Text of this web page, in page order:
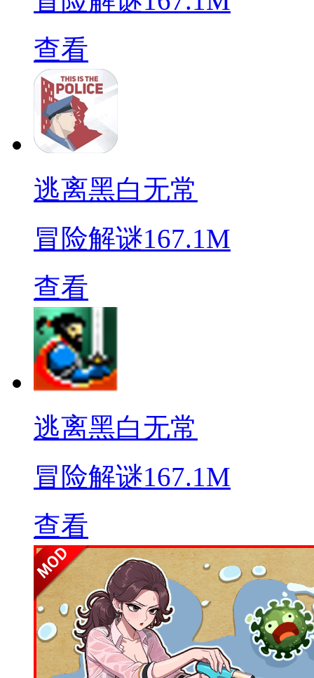
查看
逃离黑白无常
冒险解谜167.1M
查看
逃离黑白无常
冒险解谜167.1M
查看